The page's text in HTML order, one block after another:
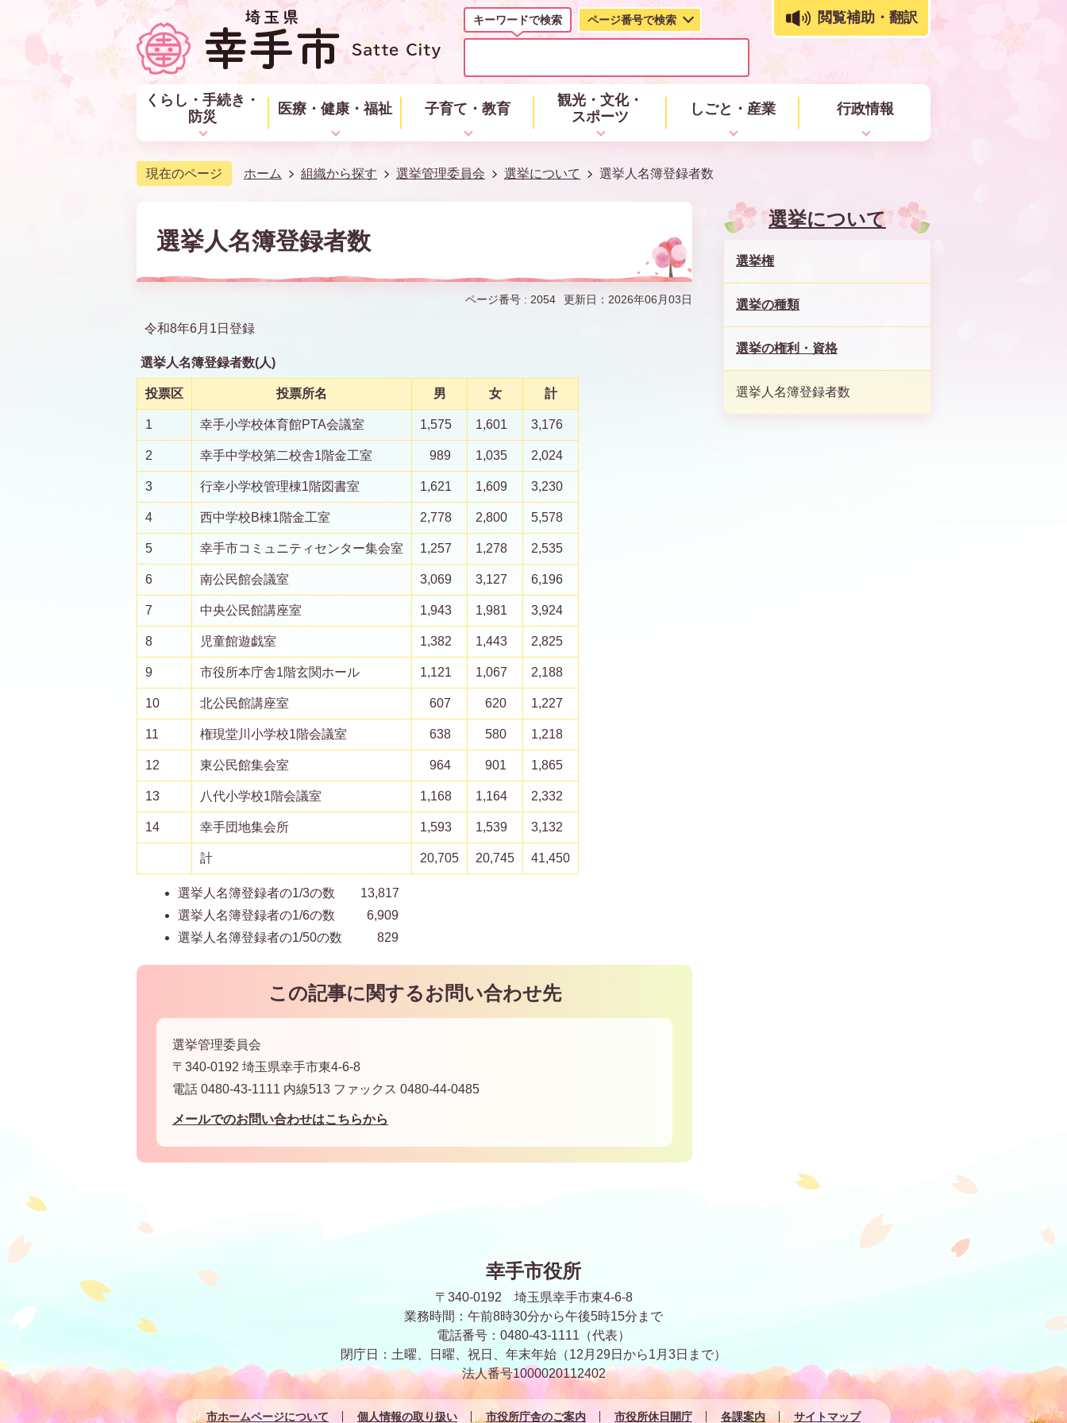
キーワードで検索 ページ番号で検索
キ
ワ
ド
で
検
閲覧補助・翻訳
くらし・手続き・
防災
医療・健康・福祉 子育て・教育
観光・文化・
スポーツ
しごと・産業 行政情報
現在のページ ホーム 組織から探す 選挙管理委員会 選挙について 選挙人名簿登録者数
選挙人名簿登録者数
ページ番号 : 2054 更新日：2026年06月03日
令和8年6月1日登録
選挙人名簿登録者数(人)
投票区 投票所名 男 女 計
1 幸手小学校体育館PTA会議室 1,575 1,601 3,176
2 幸手中学校第二校舎1階金工室 989 1,035 2,024
3 行幸小学校管理棟1階図書室 1,621 1,609 3,230
4 西中学校B棟1階金工室 2,778 2,800 5,578
5 幸手市コミュニティセンター集会室 1,257 1,278 2,535
6 南公民館会議室 3,069 3,127 6,196
7 中央公民館講座室 1,943 1,981 3,924
8 児童館遊戯室 1,382 1,443 2,825
9 市役所本庁舎1階玄関ホール 1,121 1,067 2,188
10 北公民館講座室 607 620 1,227
11 権現堂川小学校1階会議室 638 580 1,218
12 東公民館集会室 964 901 1,865
13 八代小学校1階会議室 1,168 1,164 2,332
14 幸手団地集会所 1,593 1,539 3,132
計 20,705 20,745 41,450
選挙人名簿登録者の1/3の数 13,817
選挙人名簿登録者の1/6の数 6,909
選挙人名簿登録者の1/50の数 829
この記事に関するお問い合わせ先
選挙管理委員会
〒340-0192 埼玉県幸手市東4-6-8
電話 0480-43-1111 内線513 ファックス 0480-44-0485
メールでのお問い合わせはこちらから
選挙について
選挙権
選挙の種類
選挙の権利・資格
選挙人名簿登録者数
幸手市役所
〒340-0192 埼玉県幸手市東4-6-8
業務時間：午前8時30分から午後5時15分まで
電話番号：0480-43-1111（代表）
閉庁日：土曜、日曜、祝日、年末年始 （12月29日から1月3日まで）
法人番号1000020112402
市ホームページについて 個人情報の取り扱い 市役所庁舎のご案内 市役所休日開庁 各課案内 サイトマップ